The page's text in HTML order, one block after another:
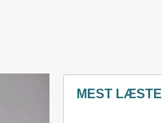
MEST LÆSTE